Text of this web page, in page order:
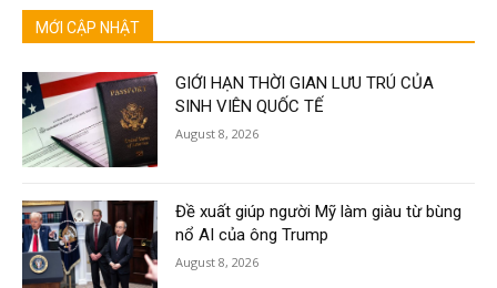
MỚI CẬP NHẬT
GIỚI HẠN THỜI GIAN LƯU TRÚ CỦA
SINH VIÊN QUỐC TẾ
August 8, 2026
Đề xuất giúp người Mỹ làm giàu từ bùng
nổ AI của ông Trump
August 8, 2026